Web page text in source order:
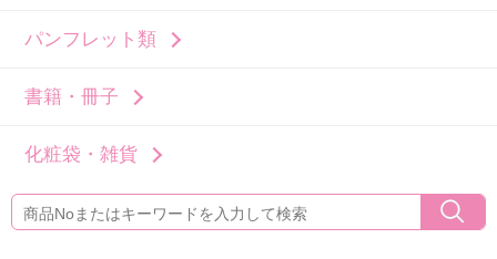
パンフレット類
書籍・冊子
化粧袋・雑貨